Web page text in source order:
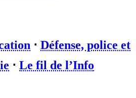
⋅ Défense, police et
⋅ Le fil de l’Info